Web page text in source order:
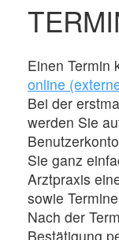
Einen Termin
online
Bei der
werden Sie
Sie ganz
Arztpraxis
sowie
Nach der
Bestätigung